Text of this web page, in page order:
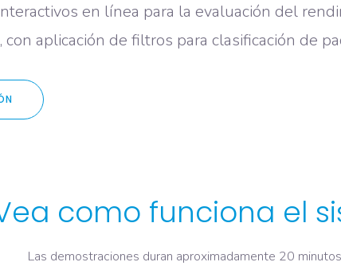
en línea para la evaluación del
aplicación de filtros para clasificación de
como funciona el
Las demostraciones duran aproximadamente 20